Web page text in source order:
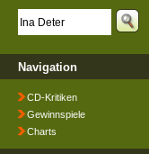
Navigation
CD-Kritiken
Gewinnspiele
Charts